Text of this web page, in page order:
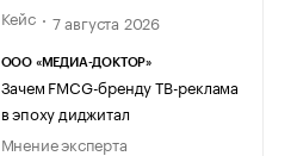
Кейс
7 августа 2026
ООО «МЕДИА-ДОКТОР»
Зачем FMCG-бренду ТВ-реклама
в эпоху диджитал
Мнение эксперта